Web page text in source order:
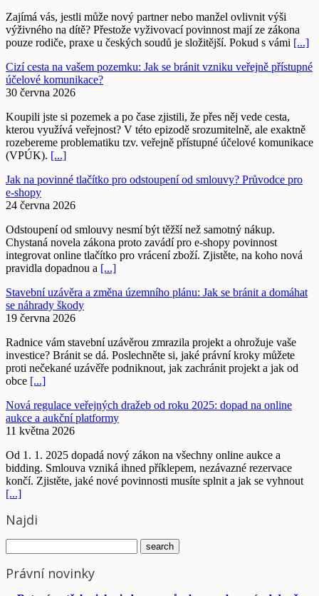
Zajímá vás, jestli může nový partner nebo manžel ovlivnit výši
výživného na dítě? Přestože vyživovací povinnost mají ze zákona
pouze rodiče, praxe u českých soudů je složitější. Pokud s vámi [...]
Cizí cesta na vašem pozemku: Jak se bránit vzniku veřejně přístupné
účelové komunikace?
30 června 2026
Koupili jste si pozemek a po čase zjistili, že přes něj vede cesta,
kterou využívá veřejnost? V této epizodě srozumitelně, ale exaktně
rozebereme problematiku tzv. veřejně přístupné účelové komunikace
(VPÚK). [...]
Jak na povinné tlačítko pro odstoupení od smlouvy? Průvodce pro
e-shopy
24 června 2026
Odstoupení od smlouvy nesmí být těžší než samotný nákup.
Chystaná novela zákona proto zavádí pro e-shopy povinnost
integrovat online tlačítko pro vrácení zboží. Zjistěte, na koho nová
pravidla dopadnou a [...]
Stavební uzávěra a změna územního plánu: Jak se bránit a domáhat
se náhrady škody
19 června 2026
Radnice vám stavební uzávěrou zmrazila projekt a ohrožuje vaše
investice? Bránit se dá. Poslechněte si, jaké právní kroky můžete
proti nečekané uzávěře podniknout, jak zachránit projekt a jak od
obce [...]
Nová regulace veřejných dražeb od roku 2025: dopad na online
aukce a aukční platformy
11 května 2026
Od 1. 1. 2025 dopadá nový zákon na všechny online aukce a
bidding. Smlouva vzniká ihned příklepem, nezávazné rezervace
končí. Zjistěte, jaké nové povinnosti musíte splnit a jak se vyhnout
[...]
Najdi
Právní novinky